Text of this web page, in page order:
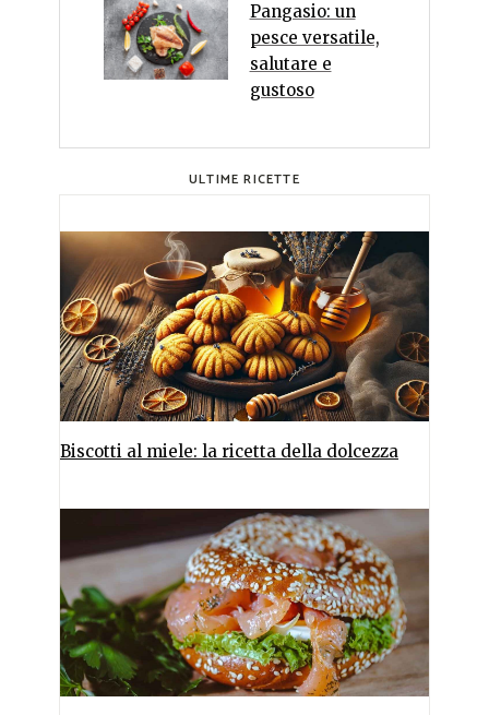
Pangasio: un
pesce versatile,
salutare e
gustoso
ULTIME RICETTE
Biscotti al miele: la ricetta della dolcezza